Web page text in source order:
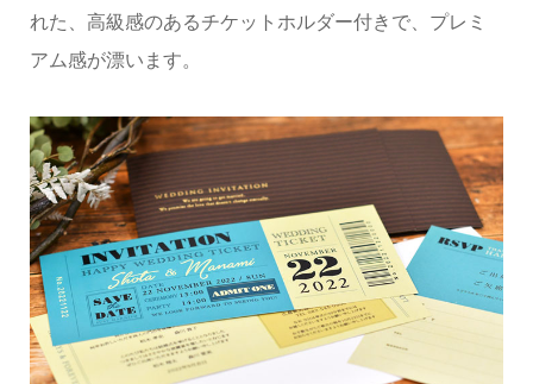
れた、高級感のあるチケットホルダー付きで、プレミ
アム感が漂います。